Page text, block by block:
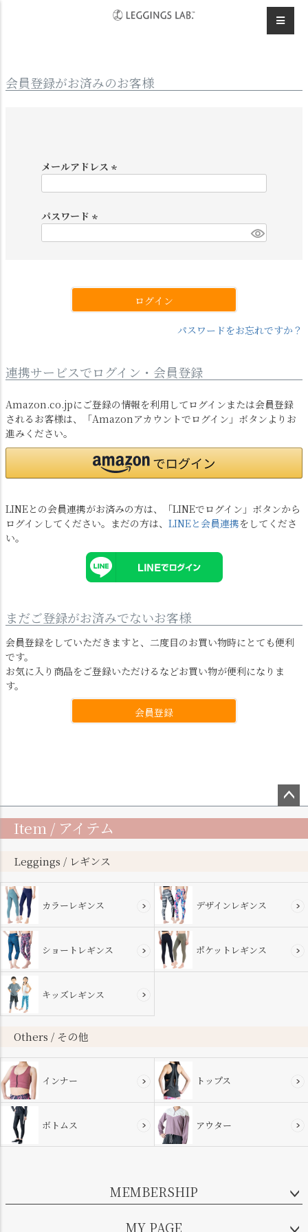
会員登録がお済みのお客様
メールアドレス
)
パスワード
ログイン
パスワードをお忘れですか？
連携サービスでログイン・会員登録
Amazon.co.jpにご登録の情報を利用してログインまたは会員登録
されるお客様は、「Amazonアカウントでログイン」ボタンよりお
進みください。
LINEとの会員連携がお済みの方は、「LINEでログイン」ボタンから
ログインしてください。まだの方は、 LINEと会員連携をしてくださ
い。
まだご登録がお済みでないお客様
会員登録をしていただきますと、二度目のお買い物時にとても便利
です。
お気に入り商品をご登録いただけるなどお買い物が便利になりま
す。
会員登録
ップ
Item / アイテム
Leggings / レギンス
カラーレギンス デザインレギンス
ショートレギンス ポケットレギンス
キッズレギンス
Others / その他
インナー トップス
ボトムス アウター
MEMBERSHIP
MY PAGE